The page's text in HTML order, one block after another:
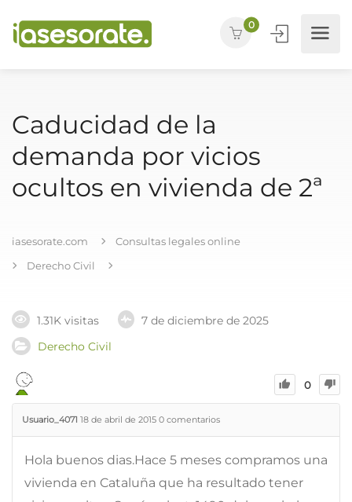
0
Caducidad de la
demanda por vicios
ocultos en vivienda de 2ª
iasesorate.com
Consultas legales online
Derecho Civil
1.31K visitas
7 de diciembre de 2025
Derecho Civil
0
Usuario_4071 18 de abril de 2015 0 comentarios
Hola buenos dias.Hace 5 meses compramos una
vivienda en Cataluña que ha resultado tener